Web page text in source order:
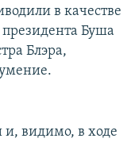
в качестве
Буша
Блэра,
и, видимо, в ходе